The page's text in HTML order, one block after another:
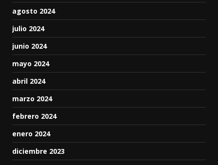
agosto 2024
julio 2024
junio 2024
mayo 2024
abril 2024
marzo 2024
febrero 2024
enero 2024
diciembre 2023